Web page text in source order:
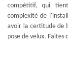
compétitif, qui
complexité de
avoir la certitude de
pose de velux.